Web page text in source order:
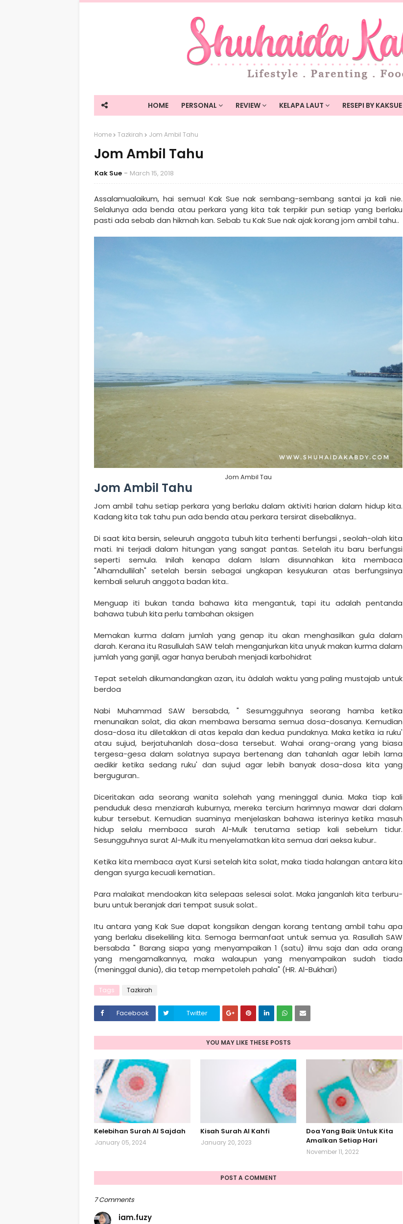
HOME PERSONAL REVIEW KELAPA LAUT RESEPI BY KAKSUE
Home Tazkirah Jom Ambil Tahu
Jom Ambil Tahu
Kak Sue March 15, 2018
Assalamualaikum, hai semua! Kak Sue nak sembang-sembang santai ja kali nie.
Selalunya ada benda atau perkara yang kita tak terpikir pun setiap yang berlaku
pasti ada sebab dan hikmah kan. Sebab tu Kak Sue nak ajak korang jom ambil tahu..
Jom Ambil Tau
Jom Ambil Tahu
Jom ambil tahu setiap perkara yang berlaku dalam aktiviti harian dalam hidup kita.
Kadang kita tak tahu pun ada benda atau perkara tersirat disebaliknya..
Di saat kita bersin, seleuruh anggota tubuh kita terhenti berfungsi , seolah-olah kita
mati. Ini terjadi dalam hitungan yang sangat pantas. Setelah itu baru berfungsi
seperti semula. Inilah kenapa dalam Islam disunnahkan kita membaca
"Alhamdullilah" setelah bersin sebagai ungkapan kesyukuran atas berfungsinya
kembali seluruh anggota badan kita..
Menguap iti bukan tanda bahawa kita mengantuk, tapi itu adalah pentanda
bahawa tubuh kita perlu tambahan oksigen
Memakan kurma dalam jumlah yang genap itu akan menghasilkan gula dalam
darah. Kerana itu Rasullulah SAW telah menganjurkan kita unyuk makan kurma dalam
jumlah yang ganjil, agar hanya berubah menjadi karbohidrat
Tepat setelah dikumandangkan azan, itu àdalah waktu yang paling mustajab untuk
berdoa
Nabi Muhammad SAW bersabda, " Sesumgguhnya seorang hamba ketika
menunaikan solat, dia akan membawa bersama semua dosa-dosanya. Kemudian
dosa-dosa itu diletakkan di atas kepala dan kedua pundaknya. Maka ketika ia ruku'
atau sujud, berjatuhanlah dosa-dosa tersebut. Wahai orang-orang yang biasa
tergesa-gesa dalam solatnya supaya bertenang dan tahanlah agar lebih lama
aedikir ketika sedang ruku' dan sujud agar lebih banyak dosa-dosa kita yang
berguguran..
Diceritakan ada seorang wanita solehah yang meninggal dunia. Maka tiap kali
penduduk desa menziarah kuburnya, mereka tercium harimnya mawar dari dalam
kubur tersebut. Kemudian suaminya menjelaskan bahawa isterinya ketika masuh
hidup selalu membaca surah Al-Mulk terutama setiap kali sebelum tidur.
Sesungguhnya surat Al-Mulk itu menyelamatkan kita semua dari aeksa kubur..
Ketika kita membaca ayat Kursi setelah kita solat, maka tiada halangan antara kita
dengan syurga kecuali kematian..
Para malaikat mendoakan kita selepaas selesai solat. Maka janganlah kita terburu-
buru untuk beranjak dari tempat susuk solat..
Itu antara yang Kak Sue dapat kongsikan dengan korang tentang ambil tahu apa
yang berlaku disekeliling kita. Semoga bermanfaat untuk semua ya. Rasullah SAW
bersabda " Barang siapa yang menyampaikan 1 (satu) ilmu saja dan ada orang
yang mengamalkannya, maka walaupun yang menyampaikan sudah tiada
(meninggal dunia), dia tetap mempetoleh pahala" (HR. Al-Bukhari)
Tags Tazkirah
Facebook Twitter
YOU MAY LIKE THESE POSTS
Kelebihan Surah Al Sajdah
January 05, 2024
Kisah Surah Al Kahfi
January 20, 2023
Doa Yang Baik Untuk Kita
Amalkan Setiap Hari
November 11, 2022
POST A COMMENT
7 Comments
iam.fuzy